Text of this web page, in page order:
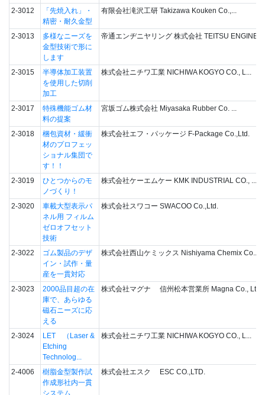
2-3012
「先焼入れ」・
精密・耐久金型
有限会社滝沢工研 Takizawa Kouken Co.,...
2-3013
多様なニーズを
金型技術で形に
します
帝通エンヂニヤリング 株式会社 TEITSU
2-3015
半導体加工装置
を使用した切削
加工
株式会社ニチワ工業 NICHIWA KOGYO CO., L...
2-3017
特殊機能ゴム材
料の提案
宮坂ゴム株式会社 Miyasaka Rubber Co. ...
2-3018
梱包資材・緩衝
材のプロフェッ
ショナル集団で
す！！
株式会社エフ・パッケージ F-Package Co.,Ltd.
2-3019
ひとつからのモ
ノづくり！
株式会社ケーエムケー KMK INDUSTRIAL CO., ...
2-3020
車載大型表示パ
ネル用 フィルム
ゼロオフセット
技術
株式会社スワコー SWACOO Co.,Ltd.
2-3022
ゴム製品のデザ
イン・試作・量
産を一貫対応
株式会社西山ケミックス Nishiyama Chemix Co....
2-3023
2000品目超の在
庫で、あらゆる
磁石ニーズに応
える
株式会社マグナ 信州松本営業所 Magna Co., Ltd.
2-3024
LET （Laser &
Etching
Technolog...
株式会社ニチワ工業 NICHIWA KOGYO CO., L...
2-4006
樹脂金型製作試
作成形社内一貫
システム
株式会社エスク ESC CO.,LTD.